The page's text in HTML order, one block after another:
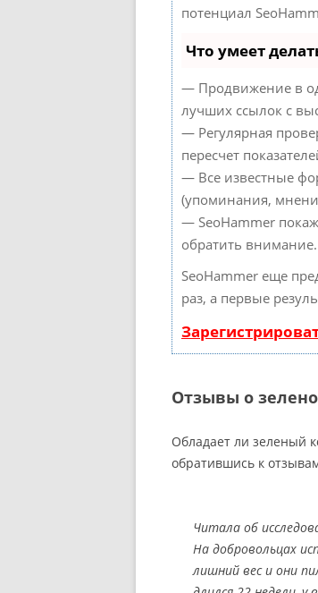
потенциал
Что умеет
— Продвижение в
лучших ссылок с
— Регулярная
пересчет
— Все известные
(упоминания,
— SeoHammer
обратить внимание.
SeoHammer еще
раз, а первые
Отзывы о
Обладает ли зеленый
обратившись к
Читала об
На добровольцах
лишний вес и они